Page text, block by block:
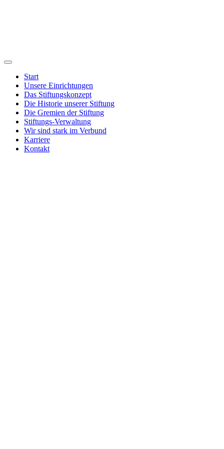
Start
Unsere Einrichtungen
Das Stiftungskonzept
Die Historie unserer Stiftung
Die Gremien der Stiftung
Stiftungs-Verwaltung
Wir sind stark im Verbund
Karriere
Kontakt